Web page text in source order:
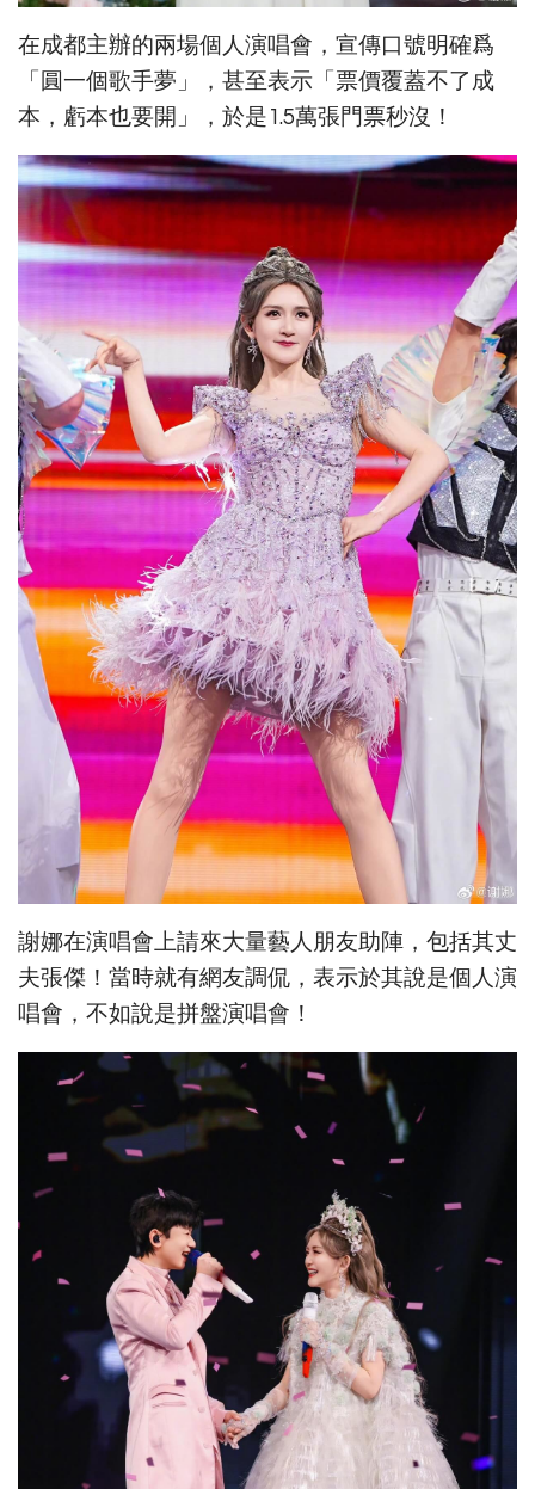
在成都主辦的兩場個人演唱會，宣傳口號明確爲
「圓一個歌手夢」，甚至表示「票價覆蓋不了成
本，虧本也要開」，於是1.5萬張門票秒沒！
謝娜在演唱會上請來大量藝人朋友助陣，包括其丈
夫張傑！當時就有網友調侃，表示於其說是個人演
唱會，不如說是拼盤演唱會！